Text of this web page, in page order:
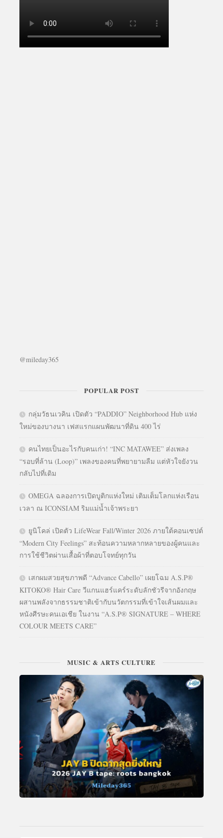
@mileday365
POPULAR POST
กลุ่มวัธนเวคิน เปิดตัว “PADDIO” Neighborhood Hub แห่ง
ใหม่ของบางนา เฟสแรกแผนพัฒนาที่ดิน 400 ไร่
คนไทยเป็นอะไรกับคนเก่า! “INC MATAWEE” ส่งเพลง
“รอบที่ล้าน (Loop)” เพลงของคนที่พยายามลืม แต่หัวใจยังวน
กลับไปที่เดิม
OMEGA ฉลองการเปิดบูติกแห่งใหม่ เติมเต็มโลกแห่งเรือน
เวลา ณ ICONSIAM ริมแม่น้ำเจ้าพระยา
ยูนิโคล่ เปิดตัว LifeWear Fall/Winter 2026 ภายใต้คอนเซปต์
“Modern City Feelings” สะท้อนความหลากหลายของผู้คนและ
การใช้ชีวิตผ่านเสื้อผ้าที่ตอบโจทย์ทุกวัน
เสกผมสวยสุขภาพดี “Advance Cabello” เผยโฉม A.S.P®
KITOKO® Hair Care วีแกนแฮร์แคร์ระดับลักชัวรีจากอังกฤษ
ผสานพลังจากธรรมชาติเข้ากับนวัตกรรมที่เข้าใจเส้นผมและ
หนังศีรษะคนเอเชีย ในงาน “A.S.P® SIGNATURE – WHERE
COLOUR MEETS CARE”
MUSIC & ARTS CULTURE